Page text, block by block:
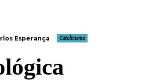
Esperança Catolicismo